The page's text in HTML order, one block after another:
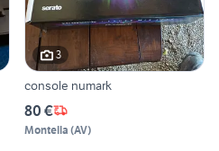
3
console numark
80 €
Montella (AV)